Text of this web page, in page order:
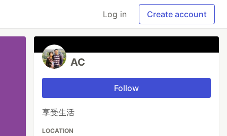
Log in Create account
AC
Follow
享受生活
LOCATION